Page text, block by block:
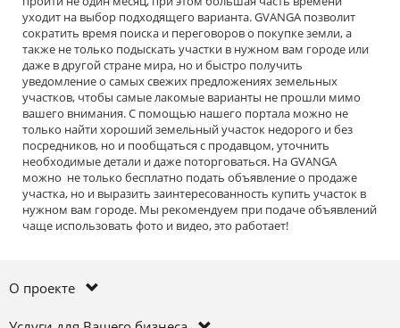
уходит на выбор подходящего варианта. GVANGA позволит
сократить время поиска и переговоров о покупке земли, а
также не только подыскать участки в нужном вам городе или
даже в другой стране мира, но и быстро получить
уведомление о самых свежих предложениях земельных
участков, чтобы самые лакомые варианты не прошли мимо
вашего внимания. С помощью нашего портала можно не
только найти хороший земельный участок недорого и без
посредников, но и пообщаться с продавцом, уточнить
необходимые детали и даже поторговаться. На GVANGA
можно не только бесплатно подать объявление о продаже
участка, но и выразить заинтересованность купить участок в
нужном вам городе. Мы рекомендуем при подаче объявлений
чаще использовать фото и видео, это работает!
О проекте